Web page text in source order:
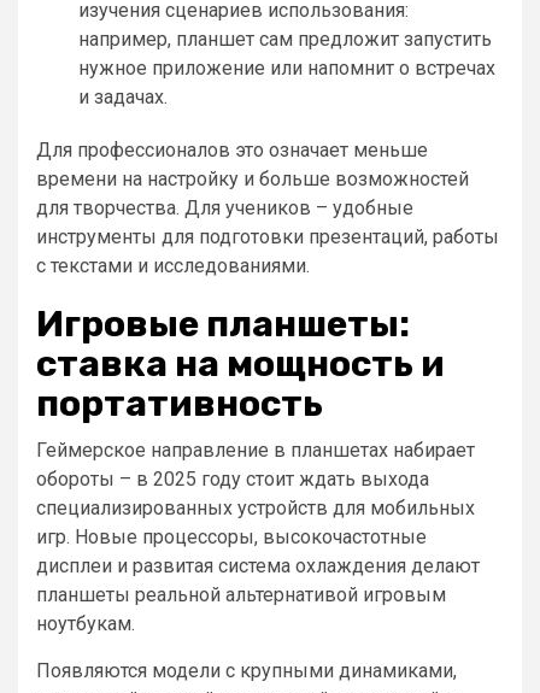
изучения сценариев использования:
например, планшет сам предложит запустить
нужное приложение или напомнит о встречах
и задачах.
Для профессионалов это означает меньше
времени на настройку и больше возможностей
для творчества. Для учеников – удобные
инструменты для подготовки презентаций, работы
с текстами и исследованиями.
Игровые планшеты:
ставка на мощность и
портативность
Геймерское направление в планшетах набирает
обороты – в 2025 году стоит ждать выхода
специализированных устройств для мобильных
игр. Новые процессоры, высокочастотные
дисплеи и развитая система охлаждения делают
планшеты реальной альтернативой игровым
ноутбукам.
Появляются модели с крупными динамиками,